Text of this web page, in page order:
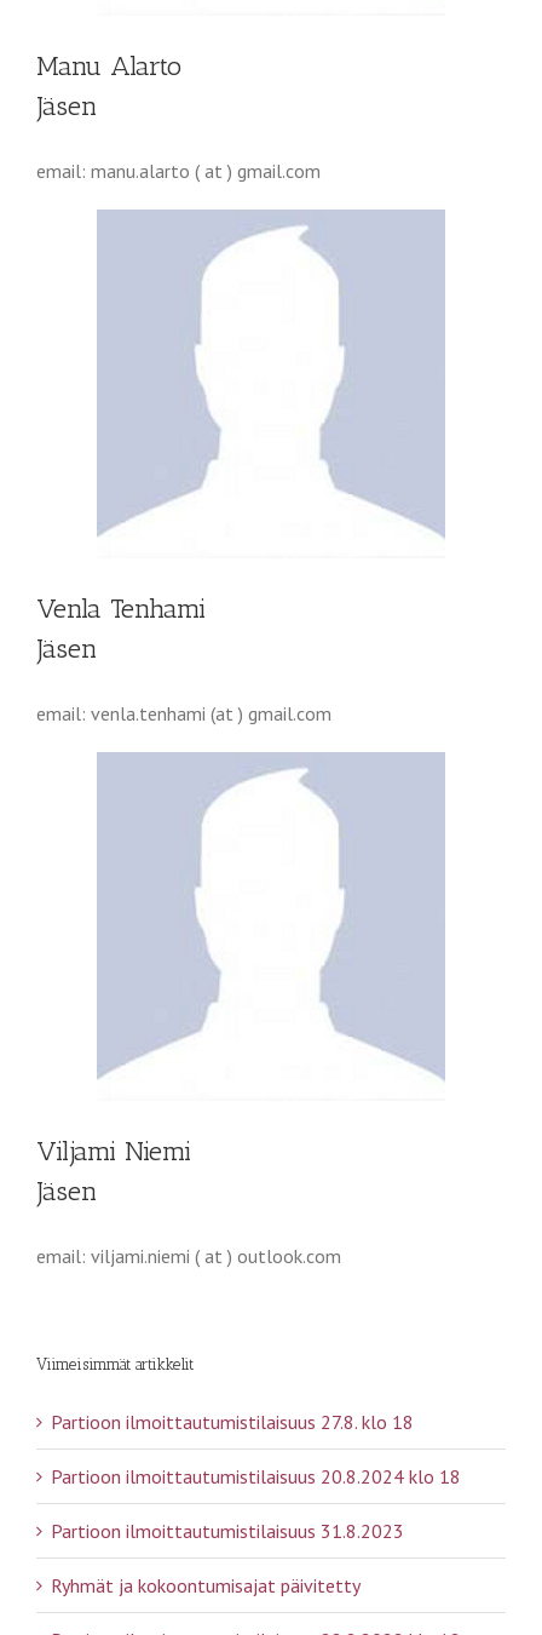
Manu Alarto
Jäsen
email: manu.alarto ( at ) gmail.com
Venla Tenhami
Jäsen
email: venla.tenhami (at ) gmail.com
Viljami Niemi
Jäsen
email: viljami.niemi ( at ) outlook.com
Viimeisimmät artikkelit
Partioon ilmoittautumistilaisuus 27.8. klo 18
Partioon ilmoittautumistilaisuus 20.8.2024 klo 18
Partioon ilmoittautumistilaisuus 31.8.2023
Ryhmät ja kokoontumisajat päivitetty